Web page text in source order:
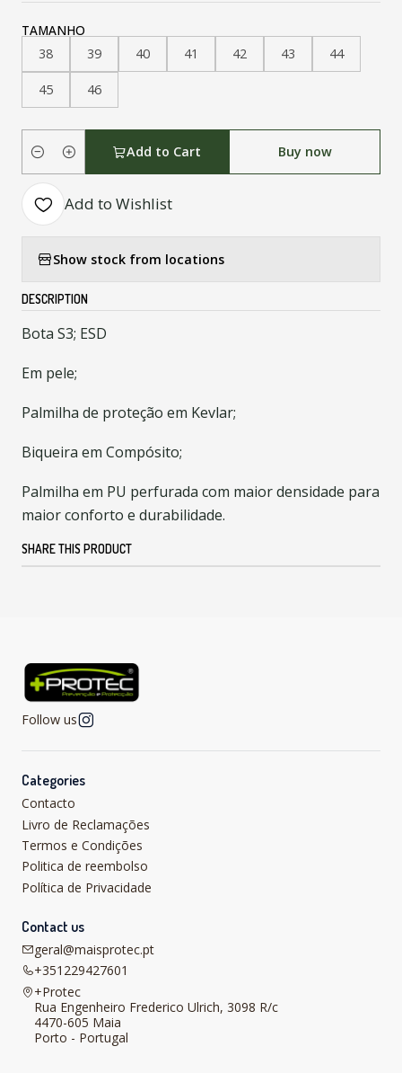
TAMANHO
38
39 40 41 42 43 44
45 46
Quantity
Add to Cart Buy now
Add to Wishlist
Show stock from locations
DESCRIPTION
Bota S3; ESD
Em pele;
Palmilha de proteção em Kevlar;
Biqueira em Compósito;
Palmilha em PU perfurada com maior densidade para
maior conforto e durabilidade.
SHARE THIS PRODUCT
Follow us
Categories
Contacto
Livro de Reclamações
Termos e Condições
Politica de reembolso
Política de Privacidade
Contact us
geral@maisprotec.pt
+351229427601
+Protec
Rua Engenheiro Frederico Ulrich, 3098 R/c
4470-605 Maia
Porto - Portugal